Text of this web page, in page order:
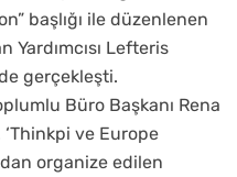
başlığı ile düzenlenen
Yardımcısı Lefteris
gerçekleşti.
Büro Başkanı Rena
ve Europe
organize edilen